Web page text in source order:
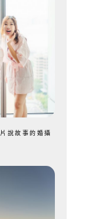
說故事的婚攝